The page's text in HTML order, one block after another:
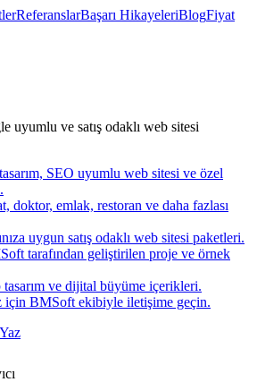
ReferanslarBaşarı HikayeleriBlogFiyat
uyumlu ve satış odaklı web sitesi
SEO uyumlu web sitesi ve özel
doktor, emlak, restoran ve daha fazlası
uygun satış odaklı web sitesi paketleri.
tarafından geliştirilen proje ve örnek
ve dijital büyüme içerikleri.
için BMSoft ekibiyle iletişime geçin.